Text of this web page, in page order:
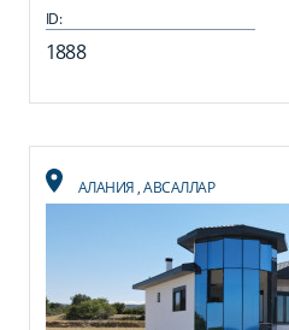
ID:
1888
АЛАНИЯ,АВСАЛЛАР